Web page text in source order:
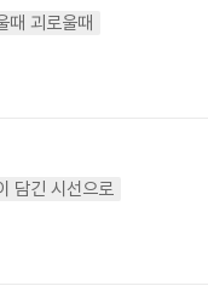
때 괴로울때
담긴 시선으로